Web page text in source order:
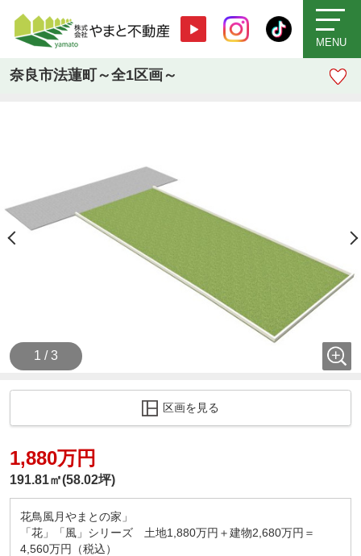
MENU
奈良市法蓮町～全1区画～
1 / 3
区画を見る
1,880万円
191.81㎡(58.02坪)
花鳥風月やまとの家」
「花」「風」シリーズ 土地1,880万円＋建物2,680万円＝
4,560万円（税込）